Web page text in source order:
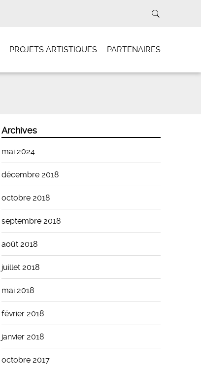
PROJETS ARTISTIQUES PARTENAIRES
Archives
mai 2024
décembre 2018
octobre 2018
septembre 2018
août 2018
juillet 2018
mai 2018
février 2018
janvier 2018
octobre 2017